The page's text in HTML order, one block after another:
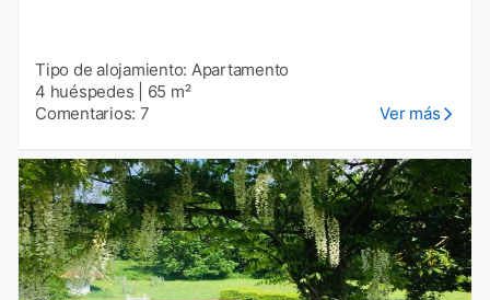
Tipo de alojamiento: Apartamento
4 huéspedes
65 m²
Comentarios: 7
Ver más